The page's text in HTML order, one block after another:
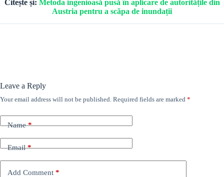
Citește și: Metoda ingenioasă pusă în aplicare de autoritățile din
Austria pentru a scăpa de inundații
Leave a Reply
Your email address will not be published. Required fields are marked *
Name*
Email*
Add Comment *